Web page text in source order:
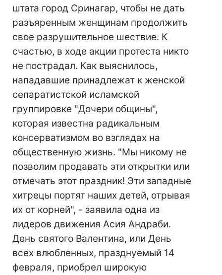
штата город Сринагар, чтобы не дать
разъяренным женщинам продолжить
свое разрушительное шествие. К
счастью, в ходе акции протеста никто
не пострадал. Как выяснилось,
нападавшие принадлежат к женской
сепаратистской исламской
группировке "Дочери общины",
которая известна радикальным
консерватизмом во взглядах на
общественную жизнь. "Мы никому не
позволим продавать эти открытки или
отмечать этот праздник! Эти западные
хитрецы портят наших детей, отрывая
их от корней", - заявила одна из
лидеров движения Асия Андраби.
День святого Валентина, или День
всех влюбленных, празднуемый 14
февраля, приобрел широкую